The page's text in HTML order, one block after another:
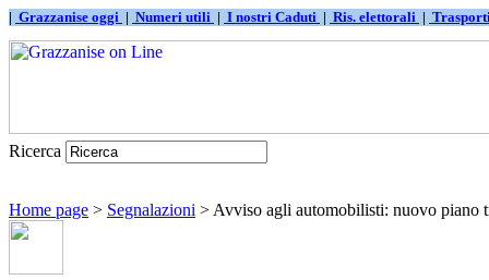
| Grazzanise oggi | Numeri utili | I nostri Caduti | Ris. elettorali |
Ricerca
Home page > Segnalazioni > Avviso agli automobilisti: nuovo piano